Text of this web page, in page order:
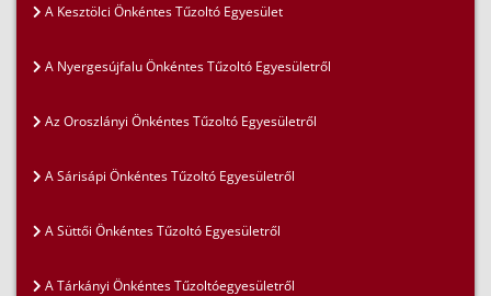
A Kesztölci Önkéntes Tűzoltó Egyesület
A Nyergesújfalu Önkéntes Tűzoltó Egyesületről
Az Oroszlányi Önkéntes Tűzoltó Egyesületről
A Sárisápi Önkéntes Tűzoltó Egyesületről
A Süttői Önkéntes Tűzoltó Egyesületről
A Tárkányi Önkéntes Tűzoltóegyesületről